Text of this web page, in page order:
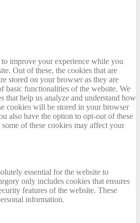
improve your experience while you
Out of these, the cookies that are
stored on your browser as they are
basic functionalities of the website. We
that help us analyze and understand how
cookies will be stored in your browser
also have the option to opt-out of these
of these cookies may affect your
essential for the website to
only includes cookies that ensures
features of the website. These
information.